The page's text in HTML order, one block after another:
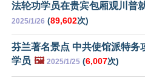
法轮功学员在贵宾包厢观川普
2025/1/26 (89,602次)
芬兰著名景点 中共使馆派特务
学员 🖼️ 2025/1/25 (6,007次)